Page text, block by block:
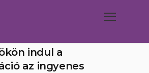
indul a
az ingyenes